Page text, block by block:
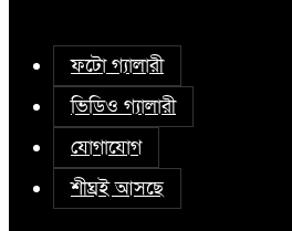
ফটো গ্যালারী
ভিডিও গ্যালারী
যোগাযোগ
শীঘ্রই আসছে